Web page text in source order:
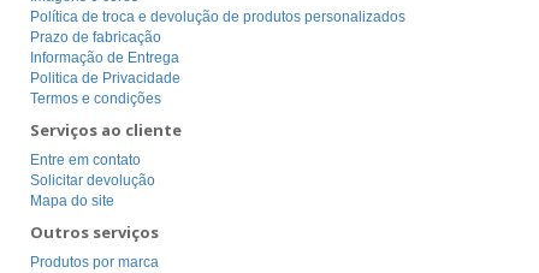
Política de troca e devolução de produtos personalizados
Prazo de fabricação
Informação de Entrega
Politica de Privacidade
Termos e condições
Serviços ao cliente
Entre em contato
Solicitar devolução
Mapa do site
Outros serviços
Produtos por marca